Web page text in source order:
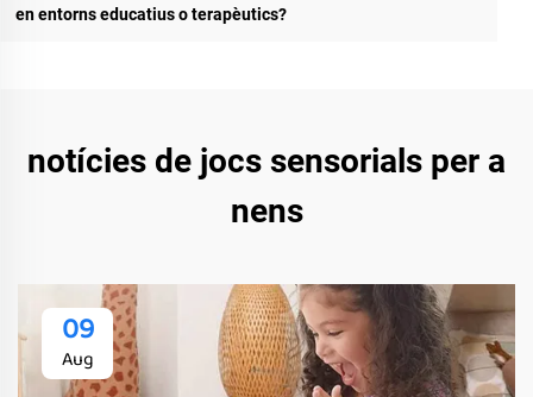
en entorns educatius o terapèutics?
notícies de jocs sensorials per a
nens
09
Aug